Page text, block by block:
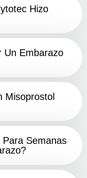
Hizo
Embarazo
Misoprostol
Semanas